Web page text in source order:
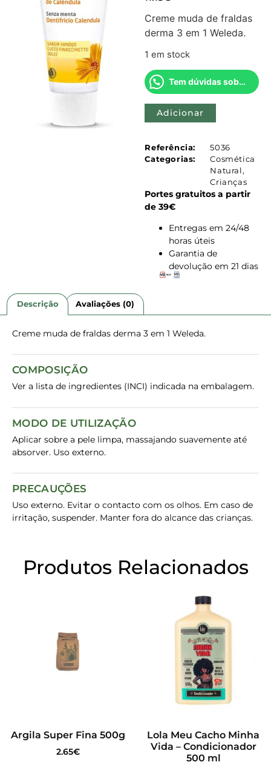
Creme muda de fraldas
derma 3 em 1 Weleda.
1 em stock
Tem dúvidas sobre este produto?
Adicionar
Referência:
5036
Categorias:
Cosmética
Natural,
Crianças
Portes gratuitos a partir
de 39€
Entregas em 24/48
horas úteis
Garantia de
devolução em 21 dias
Descrição Avaliações (0)
Creme muda de fraldas derma 3 em 1 Weleda.
COMPOSIÇÃO
Ver a lista de ingredientes (INCI) indicada na embalagem.
MODO DE UTILIZAÇÃO
Aplicar sobre a pele limpa, massajando suavemente até
absorver. Uso externo.
PRECAUÇÕES
Uso externo. Evitar o contacto com os olhos. Em caso de
irritação, suspender. Manter fora do alcance das crianças.
Produtos Relacionados
Argila Super Fina 500g
2.65€
Lola Meu Cacho Minha
Vida – Condicionador
500 ml